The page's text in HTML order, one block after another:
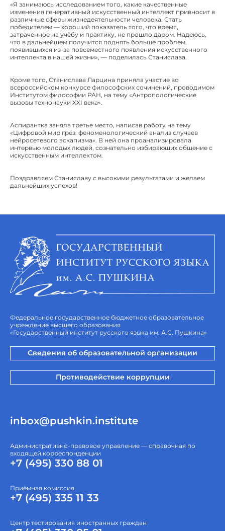
«Я занимаюсь исследованием того, какие качественные
изменения генеративный искусственный интеллект привносит в
различные сферы жизнедеятельности человека. Стать
победителем — хороший показатель того, что время,
затраченное на учёбу и практику, не прошло даром. Надеюсь,
что в дальнейшем получится поднять больше проблем,
появившихся из-за повсеместного появления искусственного
интеллекта в нашей жизни», — поделилась Станислава.
Кроме того, Станислава Ларцина приняла участие во
всероссийском конкурсе философских сочинений, проводимом
Институтом философии РАН, на тему «Антропологические
вызовы технонауки XXI века».
Аспирантка заняла третье место, написав работу на тему
«Цифровой мир грёз: феноменологический анализ случаев
нейросетевого эскапизма». В ней она проанализировала
интервью молодых людей, сознательно избирающих общение с
искусственным интеллектом.
Поздравляем Станиславу с высокими результатами и желаем
дальнейших успехов!
Федеральное государственное бюджетное образовательное
учреждение высшего образования
«Государственный институт русского языка им. А.С. Пушкина»
Сведения об образовательной организации
Противодействие коррупции
inbox@pushkin.institute
Административно-правовое управление — справочная по
входящей корреспонденции
+7 (495) 330 88 01
Приёмная комиссия
+7 (495) 335 11 33
Центр тестирования иностранных граждан